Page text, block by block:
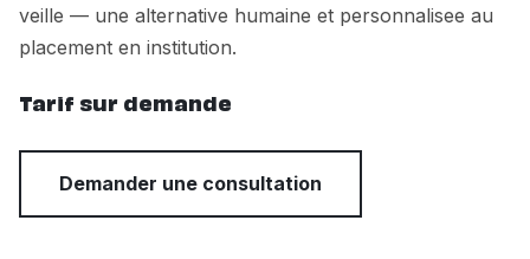
veille — une alternative humaine et personnalisee au
placement en institution.
Tarif sur demande
Demander une consultation